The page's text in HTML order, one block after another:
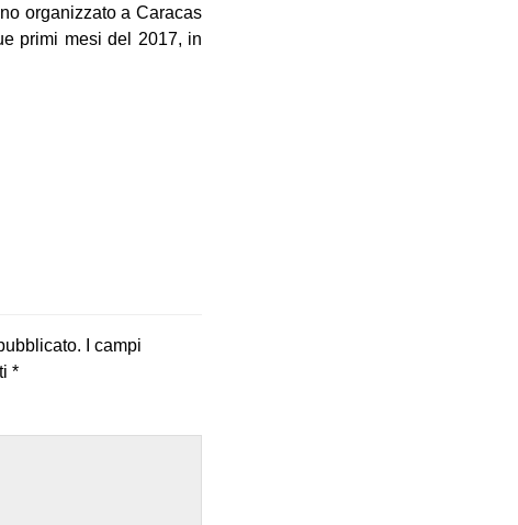
organizzato a Caracas
primi mesi del 2017, in
I campi
*